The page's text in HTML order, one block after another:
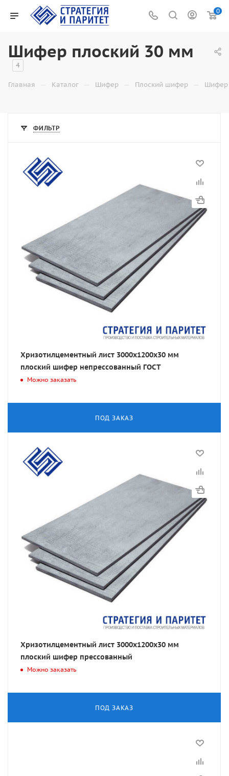
0
Шифер плоский 30 мм
4
Главная — Каталог — Шифер — Плоский шифер — Шифер
ФИЛЬТР
Хризотилцементный лист 3000х1200х30 мм
плоский шифер непрессованный ГОСТ
Можно заказать
ПОД ЗАКАЗ
Хризотилцементный лист 3000х1200х30 мм
плоский шифер прессованный
Можно заказать
ПОД ЗАКАЗ